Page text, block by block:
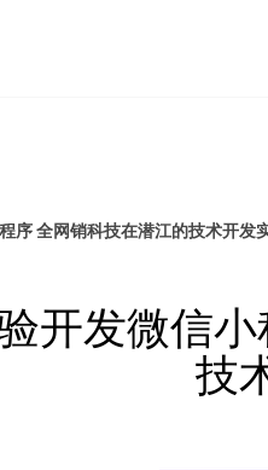
序 全网销科技在潜江的技术开发
开发微信
技